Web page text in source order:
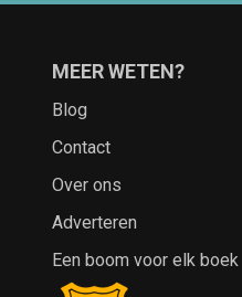
MEER WETEN?
Blog
Contact
Over ons
Adverteren
Een boom voor elk boek